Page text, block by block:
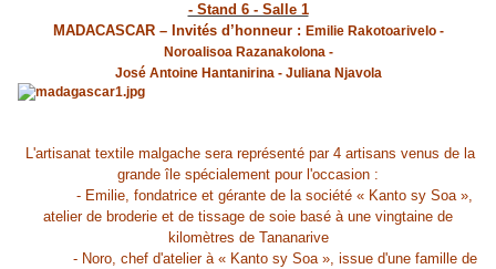
- Stand 6 - Salle 1
MADACASCAR – Invités d’honneur : Emilie Rakotoarivelo -
Noroalisoa Razanakolona -
José Antoine Hantanirina - Juliana Njavola
L'artisanat textile malgache sera représenté par 4 artisans venus de la
grande île spécialement pour l'occasion :
- Emilie, fondatrice et gérante de la société « Kanto sy Soa »,
atelier de broderie et de tissage de soie basé à une vingtaine de
kilomètres de Tananarive
- Noro, chef d'atelier à « Kanto sy Soa », issue d'une famille de